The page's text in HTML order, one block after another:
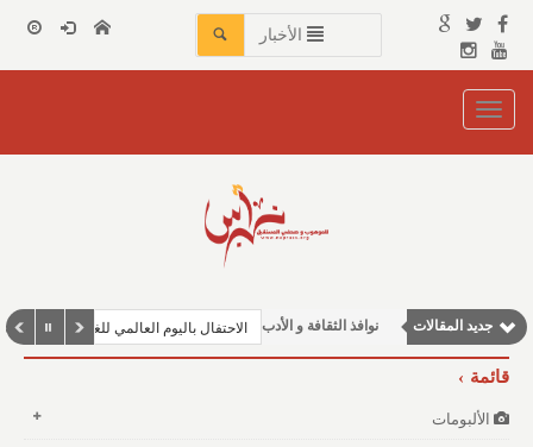
الأخبار
Toggle
navigation
جديد المقالات نوافذ الثقافة و الأدب
مقالات إقتصادية
الاحتفال باليوم العالمي للغة العربية في جزر
قائمة
الألبومات